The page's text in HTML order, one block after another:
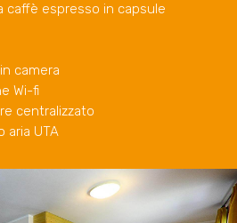
caffè espresso in capsule
camera
Wi-fi
centralizzato
aria UTA